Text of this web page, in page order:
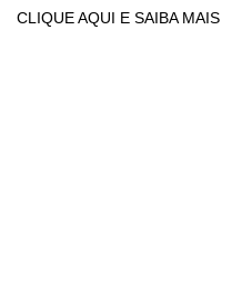
CLIQUE AQUI E SAIBA MAIS